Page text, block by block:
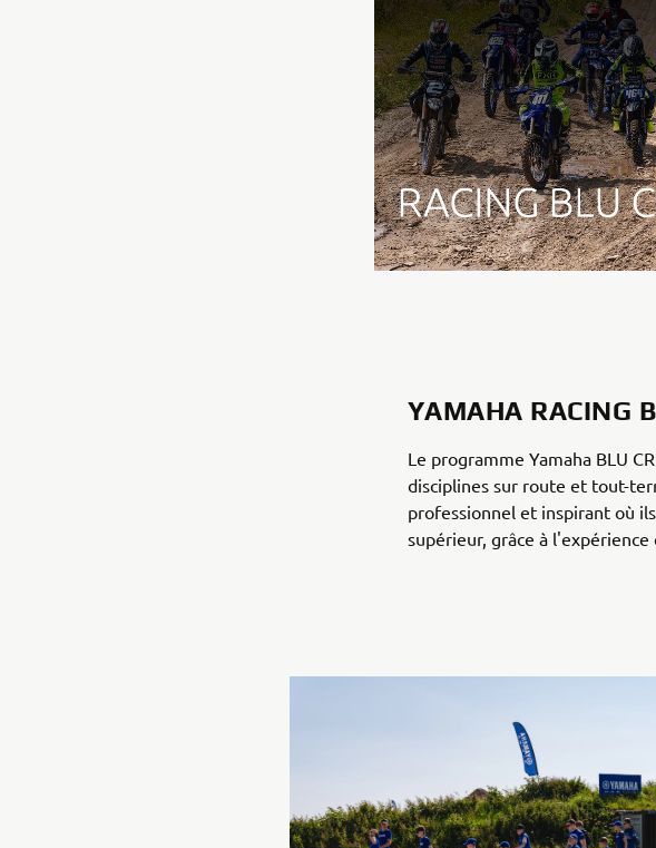
YAMAHA RACING
Le programme Yamaha BLU
disciplines sur route et tout-
professionnel et inspirant où
supérieur, grâce à